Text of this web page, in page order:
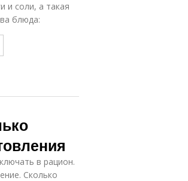
и соли, а такая
блюда:
в рацион.
Сколько